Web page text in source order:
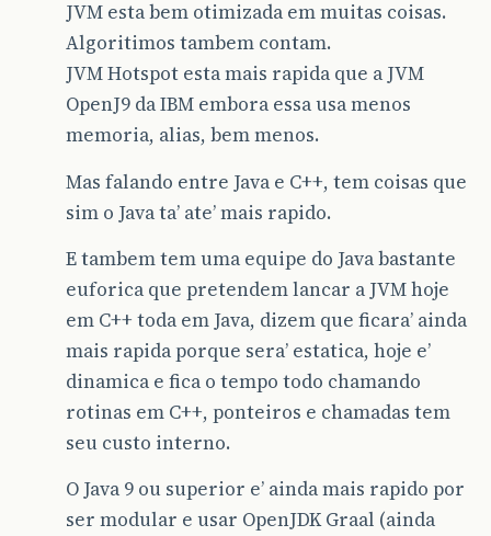
JVM esta bem otimizada em muitas coisas.
Algoritimos tambem contam.
JVM Hotspot esta mais rapida que a JVM
OpenJ9 da IBM embora essa usa menos
memoria, alias, bem menos.
Mas falando entre Java e C++, tem coisas que
sim o Java ta’ ate’ mais rapido.
E tambem tem uma equipe do Java bastante
euforica que pretendem lancar a JVM hoje
em C++ toda em Java, dizem que ficara’ ainda
mais rapida porque sera’ estatica, hoje e’
dinamica e fica o tempo todo chamando
rotinas em C++, ponteiros e chamadas tem
seu custo interno.
O Java 9 ou superior e’ ainda mais rapido por
ser modular e usar OpenJDK Graal (ainda